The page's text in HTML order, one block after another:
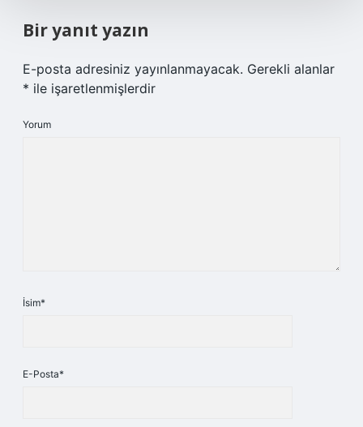
Bir yanıt yazın
E-posta adresiniz yayınlanmayacak. Gerekli alanlar
* ile işaretlenmişlerdir
Yorum
İsim*
E-Posta*